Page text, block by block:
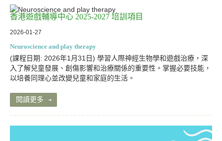
香港遊戲輔導中心 2025-2027 培訓項目
2026-01-27
Neuroscience and play therapy
(課程日期: 2026年1月31日) 學習人際神經生物學和遊戲治療，深
入了解兒童發展、創傷影響和治療關係的重要性。掌握必要技能，
以培養同理心並改變兒童和家庭的生活。
閱讀更多